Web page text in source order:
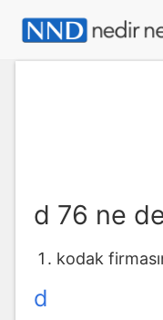
d 76 ne
kodak
d